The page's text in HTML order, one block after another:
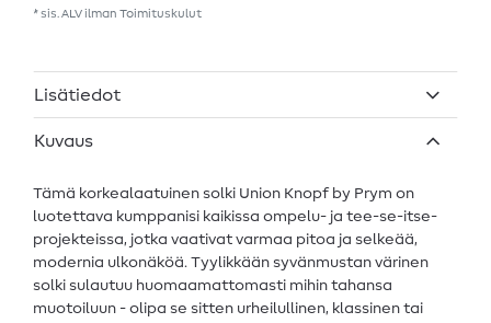
* sis. ALV ilman Toimituskulut
Lisätiedot
Kuvaus
Tämä korkealaatuinen solki Union Knopf by Prym on
luotettava kumppanisi kaikissa ompelu- ja tee-se-itse-
projekteissa, jotka vaativat varmaa pitoa ja selkeää,
modernia ulkonäköä. Tyylikkään syvänmustan värinen
solki sulautuu huomaamattomasti mihin tahansa
muotoiluun - olipa se sitten urheilullinen, klassinen tai